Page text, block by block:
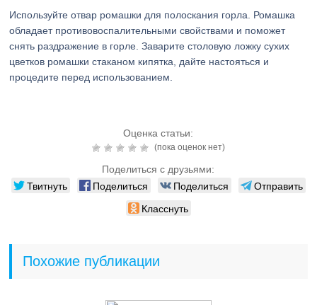
Используйте отвар ромашки для полоскания горла. Ромашка
обладает противовоспалительными свойствами и поможет
снять раздражение в горле. Заварите столовую ложку сухих
цветков ромашки стаканом кипятка, дайте настояться и
процедите перед использованием.
Оценка статьи:
(пока оценок нет)
Поделиться с друзьями:
Твитнуть Поделиться Поделиться
Отправить
Класснуть
Похожие публикации